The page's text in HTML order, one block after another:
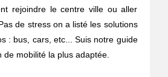
rejoindre le centre ville ou aller
de stress on a listé les solutions
: bus, cars, etc... Suis notre guide
de mobilité la plus adaptée.